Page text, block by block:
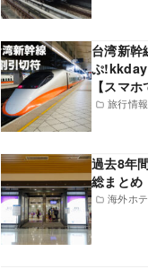
旅行情
台湾新幹
ぷ!kkday
【スマホ
海外ホ
過去8年
総まとめ